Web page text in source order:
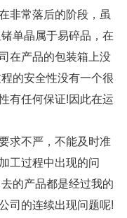
非常落后的阶段，虽
单晶属于易碎品，在
在产品的包装箱上没
的安全性没有一个很
有任何保证!因此在运
求不严，不能及时准
工过程中出现的问
的产品都是经过我的
司的连续出现问题呢!